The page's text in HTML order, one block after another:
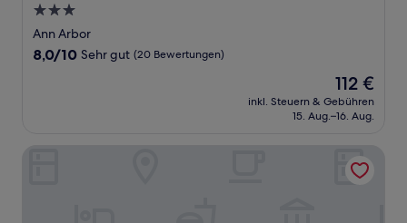
3.0-
Sterne-
Unterkunft
Ann Arbor
8.0
Bewertungen)
8,0/10 Sehr gut (20 Bewertungen)
Der
Preis
beträgt
112 €
inkl. Steuern & Gebühren
15. Aug.–16. Aug.